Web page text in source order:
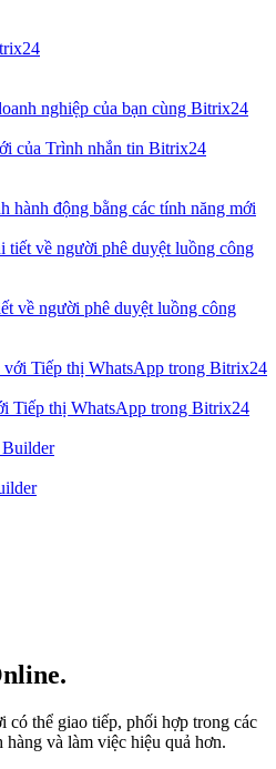
nghiệp của bạn cùng Bitrix24
của Trình nhắn tin Bitrix24
hành động bằng các tính năng mới
về người phê duyệt luồng công
Tiếp thị WhatsApp trong Bitrix24
thể giao tiếp, phối hợp trong các
và làm việc hiệu quả hơn.